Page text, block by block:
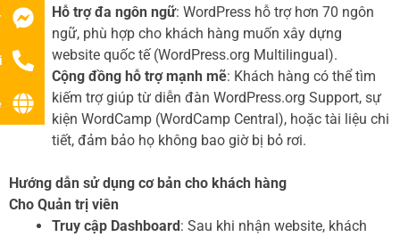
Hỗ trợ đa ngôn ngữ: WordPress hỗ trợ hơn 70 ngôn
ngữ, phù hợp cho khách hàng muốn xây dựng
website quốc tế (WordPress.org Multilingual).
Cộng đồng hỗ trợ mạnh mẽ: Khách hàng có thể tìm
kiếm trợ giúp từ diễn đàn WordPress.org Support, sự
kiện WordCamp (WordCamp Central), hoặc tài liệu chi
tiết, đảm bảo họ không bao giờ bị bỏ rơi.
Hướng dẫn sử dụng cơ bản cho khách hàng
Cho Quản trị viên
Truy cập Dashboard: Sau khi nhận website, khách